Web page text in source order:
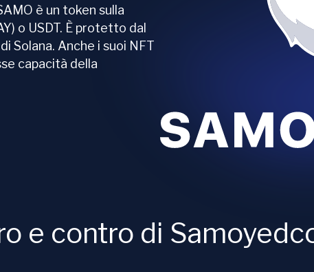
è un token sulla
o USDT. È protetto dal
Solana. Anche i suoi NFT
capacità della
e contro di